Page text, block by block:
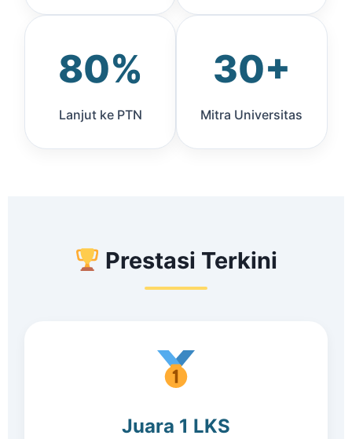
80%
Lanjut ke PTN
30+
Mitra Universitas
Prestasi Terkini
Juara 1 LKS